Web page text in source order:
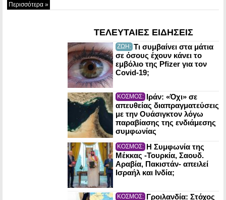
Περισσότερα »
ΤΕΛΕΥΤΑΙΕΣ ΕΙΔΗΣΕΙΣ
ΖΩΗ: Τι συμβαίνει στα μάτια
σε όσους έχουν κάνει το
εμβόλιο της Pfizer για τον
Covid-19;
ΚΟΣΜΟΣ: Ιράν: «Όχι» σε
απευθείας διαπραγματεύσεις
με την Ουάσιγκτον λόγω
παραβίασης της ενδιάμεσης
συμφωνίας
ΚΟΣΜΟΣ: Η Συμφωνία της
Μέκκας -Τουρκία, Σαουδ.
Αραβία, Πακιστάν- απειλεί
Ισραήλ και Ινδία;
ΚΟΣΜΟΣ: Γροιλανδία: Στόχος